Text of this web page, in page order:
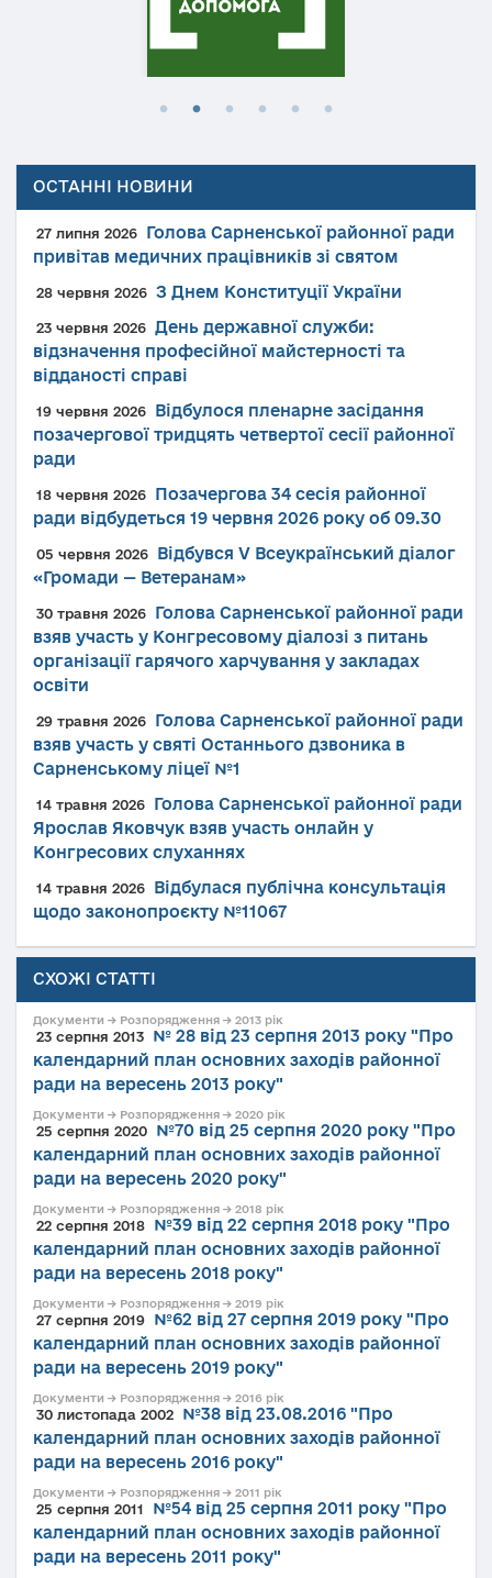
ОСТАННІ НОВИНИ
27 липня 2026
Голова Сарненської районної ради
привітав медичних працівників зі святом
28 червня 2026 З Днем Конституції України
23 червня 2026 День державної служби:
відзначення професійної майстерності та
відданості справі
19 червня 2026
Відбулося пленарне засідання
позачергової тридцять четвертої сесії районної
ради
18 червня 2026
Позачергова 34 сесія районної
ради відбудеться 19 червня 2026 року об 09.30
05 червня 2026
Відбувся V Всеукраїнський діалог
«Громади — Ветеранам»
30 травня 2026
Голова Сарненської районної ради
взяв участь у Конгресовому діалозі з питань
організації гарячого харчування у закладах
освіти
29 травня 2026
Голова Сарненської районної ради
взяв участь у святі Останнього дзвоника в
Сарненському ліцеї №1
14 травня 2026
Голова Сарненської районної ради
Ярослав Яковчук взяв участь онлайн у
Конгресових слуханнях
14 травня 2026
Відбулася публічна консультація
щодо законопроєкту №11067
СХОЖІ СТАТТІ
Документи → Розпорядження → 2013 рік
23 серпня 2013
№ 28 від 23 серпня 2013 року "Про
календарний план основних заходів районної
ради на вересень 2013 року"
Документи → Розпорядження → 2020 рік
25 серпня 2020
№70 від 25 серпня 2020 року "Про
календарний план основних заходів районної
ради на вересень 2020 року"
Документи → Розпорядження → 2018 рік
22 серпня 2018
№39 від 22 серпня 2018 року "Про
календарний план основних заходів районної
ради на вересень 2018 року"
Документи → Розпорядження → 2019 рік
27 серпня 2019
№62 від 27 серпня 2019 року "Про
календарний план основних заходів районної
ради на вересень 2019 року"
Документи → Розпорядження → 2016 рік
30 листопада 2002
№38 від 23.08.2016 "Про
календарний план основних заходів районної
ради на вересень 2016 року"
Документи → Розпорядження → 2011 рік
25 серпня 2011
№54 від 25 серпня 2011 року "Про
календарний план основних заходів районної
ради на вересень 2011 року"